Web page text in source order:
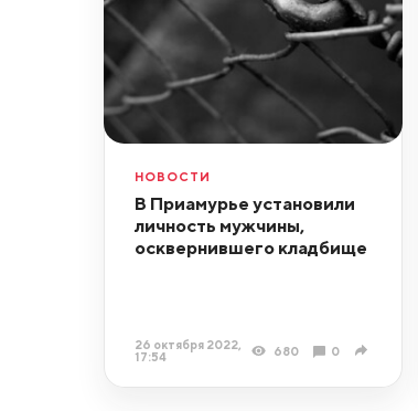
НОВОСТИ
В Приамурье установили
личность мужчины,
осквернившего кладбище
26 октября 2022,
17:54
680 0